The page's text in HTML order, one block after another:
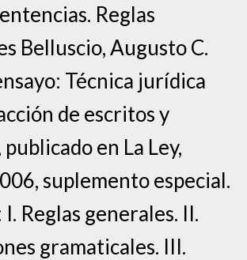
Reglas
Belluscio, Augusto C.
Técnica jurídica
de escritos y
en La Ley,
suplemento especial.
Reglas generales. II.
gramaticales. III.